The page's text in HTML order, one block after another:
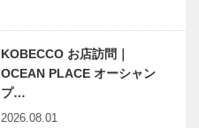
KOBECCO お店訪問｜
OCEAN PLACE オーシャン
プ…
2026.08.01